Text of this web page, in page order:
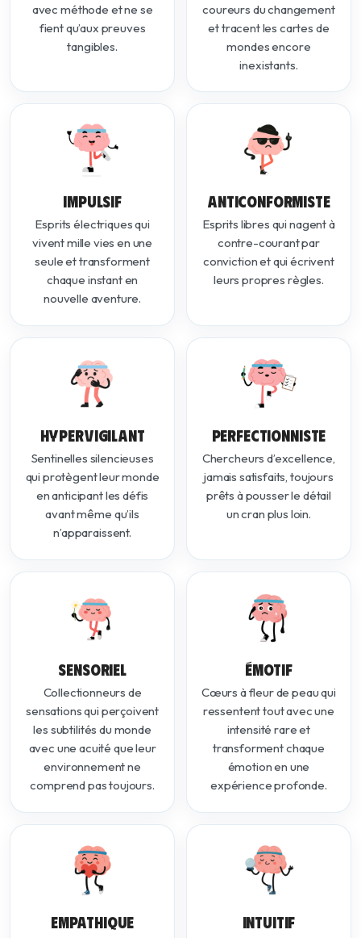
avec méthode et ne se
fient qu’aux preuves
tangibles.
coureurs du changement
et tracent les cartes de
mondes encore
inexistants.
IMPULSIF
Esprits électriques qui
vivent mille vies en une
seule et transforment
chaque instant en
nouvelle aventure.
ANTICONFORMISTE
Esprits libres qui nagent à
contre-courant par
conviction et qui écrivent
leurs propres règles.
HYPERVIGILANT
Sentinelles silencieuses
qui protègent leur monde
en anticipant les défis
avant même qu’ils
n’apparaissent.
PERFECTIONNISTE
Chercheurs d’excellence,
jamais satisfaits, toujours
prêts à pousser le détail
un cran plus loin.
SENSORIEL
Collectionneurs de
sensations qui perçoivent
les subtilités du monde
avec une acuité que leur
environnement ne
comprend pas toujours.
ÉMOTIF
Cœurs à fleur de peau qui
ressentent tout avec une
intensité rare et
transforment chaque
émotion en une
expérience profonde.
EMPATHIQUE INTUITIF